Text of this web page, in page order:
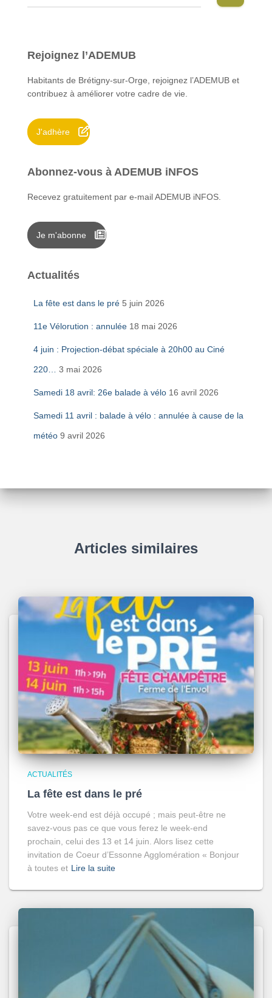
e
r
h
e
:
Rejoignez l’ADEMUB
Habitants de Brétigny-sur-Orge, rejoignez l’ADEMUB et
contribuez à améliorer votre cadre de vie.
J'adhère
Abonnez-vous à ADEMUB iNFOS
Recevez gratuitement par e-mail ADEMUB iNFOS.
Je m'abonne
Actualités
La fête est dans le pré 5 juin 2026
11e Vélorution : annulée 18 mai 2026
4 juin : Projection-débat spéciale à 20h00 au Ciné
220… 3 mai 2026
Samedi 18 avril: 26e balade à vélo 16 avril 2026
Samedi 11 avril : balade à vélo : annulée à cause de la
météo 9 avril 2026
Articles similaires
ACTUALITÉS
La fête est dans le pré
Votre week-end est déjà occupé ; mais peut-être ne
savez-vous pas ce que vous ferez le week-end
prochain, celui des 13 et 14 juin. Alors lisez cette
invitation de Coeur d’Essonne Agglomération « Bonjour
à toutes et Lire la suite